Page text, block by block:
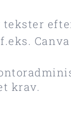
tekster
krav.